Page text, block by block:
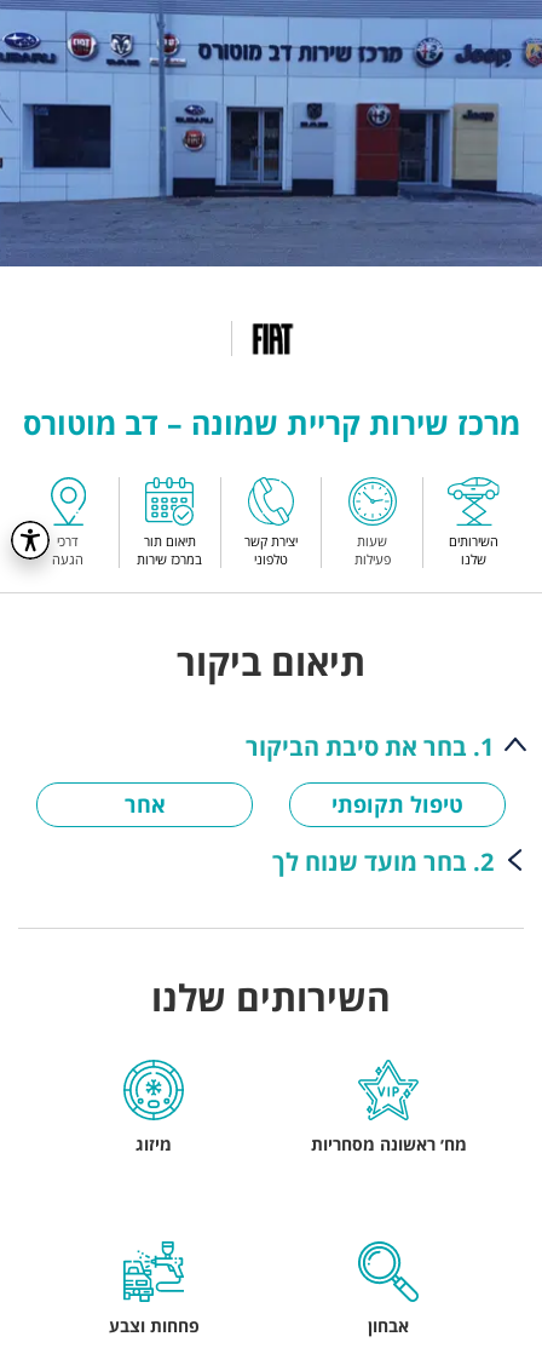
מרכז שירות קריית שמונה – דב מוטורס
השירותים
שלנו
שעות
פעילות
יצירת קשר
טלפוני
תיאום תור
במרכז שירות
דרכי
הגעה
תיאום ביקור
1. בחר את סיבת הביקור
טיפול תקופתי אחר
2. בחר מועד שנוח לך
השירותים שלנו
מח׳ ראשונה מסחריות מיזוג
אבחון פחחות וצבע